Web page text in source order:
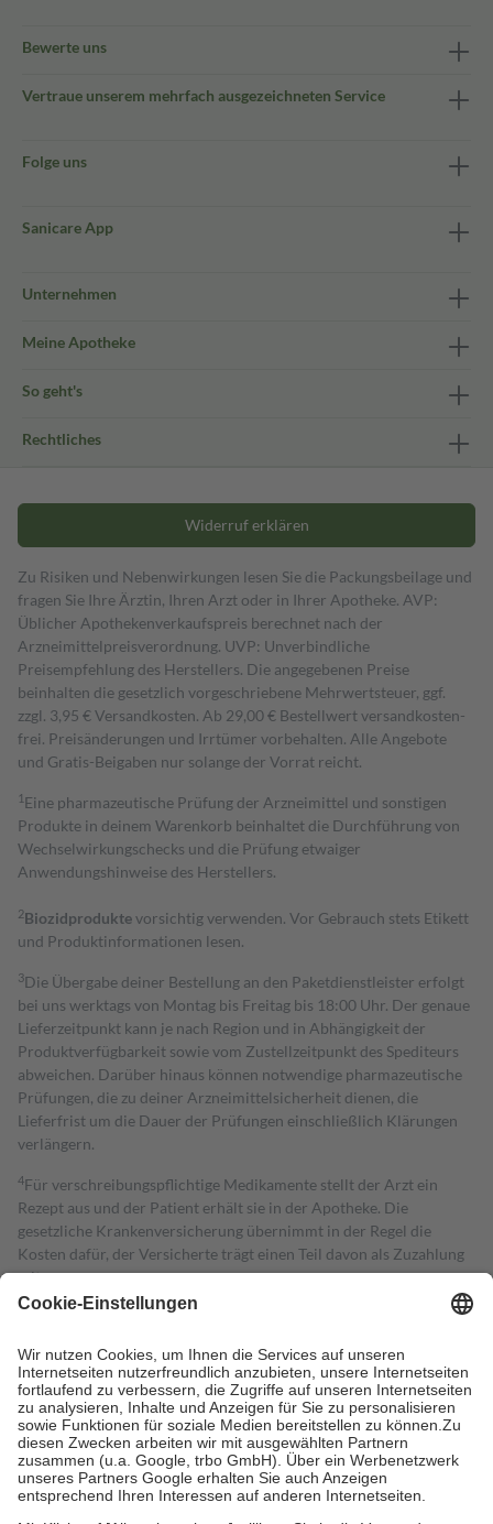
Bewerte uns
Vertraue unserem mehrfach ausgezeichneten Service
Folge uns
Sanicare App
Unternehmen
Meine Apotheke
So geht's
Rechtliches
Widerruf erklären
Zu Risiken und Nebenwirkungen lesen Sie die Packungsbeilage und
fragen Sie Ihre Ärztin, Ihren Arzt oder in Ihrer Apotheke. AVP:
Üblicher Apothekenverkaufspreis berechnet nach der
Arzneimittelpreisverordnung. UVP: Unverbindliche
Preisempfehlung des Herstellers. Die angegebenen Preise
beinhalten die gesetzlich vorgeschriebene Mehrwertsteuer, ggf.
zzgl. 3,95 € Versandkosten. Ab 29,00 € Bestell­wert versand­kosten­
frei. Preisänderungen und Irrtümer vorbehalten. Alle Angebote
und Gratis-Beigaben nur solange der Vorrat reicht.
1 Eine pharmazeutische Prüfung der Arzneimittel und sonstigen
Produkte in deinem Warenkorb beinhaltet die Durchführung von
Wechselwirkungschecks und die Prüfung etwaiger
Anwendungshinweise des Herstellers.
2Biozidproduktevorsichtig verwenden. Vor Gebrauch stets Etikett
und Produktinformationen lesen.
3Die Übergabe deiner Bestellung an den Paketdienstleister erfolgt
bei uns werktags von Montag bis Freitag bis 18:00 Uhr. Der genaue
Lieferzeitpunkt kann je nach Region und in Abhängigkeit der
Produktverfügbarkeit sowie vom Zustellzeitpunkt des Spediteurs
abweichen. Darüber hinaus können notwendige pharmazeutische
Prüfungen, die zu deiner Arzneimittelsicherheit dienen, die
Lieferfrist um die Dauer der Prüfungen einschließlich Klärungen
verlängern.
4Für verschreibungspflichtige Medikamente stellt der Arzt ein
Rezept aus und der Patient erhält sie in der Apotheke. Die
gesetzliche Krankenversicherung übernimmt in der Regel die
Kosten dafür, der Versicherte trägt einen Teil davon als Zuzahlung
mit.
Grundsätzlich leisten Mitglieder Zuzahlungen in Höhe von zehn
höchstens zehn Euro.
Es sind jedoch nie mehr als die tatsächlichen
Kosten der Leistung zu entrichten.
Diese Regeln gelten grundsätzlich auch für Online-Apotheken.
Bei Heilmitteln und häuslicher Krankenpflege beträgt die
Zuzahlung zehn Prozent der Kosten sowie zehn Euro je
Verordnung.
Um das Engagement der Versicherten für ihre eigene Gesundheit zu
stärken und die besondere Stellung der Familie zu unterstützen,